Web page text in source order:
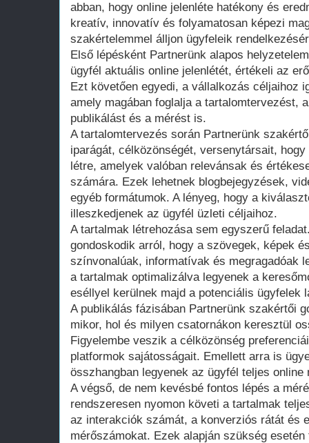
abban, hogy online jelenléte hatékony és
kreatív, innovatív és folyamatosan képezi
szakértelemmel álljon ügyfeleik
Első lépésként Partnerünk alapos
ügyfél aktuális online jelenlétét, értékeli az
Ezt követően egyedi, a vállalkozás céljaihoz
amely magában foglalja a tartalomtervezést,
publikálást és a mérést is.
A tartalomtervezés során Partnerünk
iparágát, célközönségét, versenytársait,
létre, amelyek valóban relevánsak és
számára. Ezek lehetnek blogbejegyzések,
egyéb formátumok. A lényeg, hogy a
illeszkedjenek az ügyfél üzleti céljaihoz.
A tartalmak létrehozása sem egyszerű
gondoskodik arról, hogy a szövegek, képek
színvonalúak, informatívak és megragadóak
a tartalmak optimalizálva legyenek a
eséllyel kerülnek majd a potenciális ügyfelek
A publikálás fázisában Partnerünk szakértői
mikor, hol és milyen csatornákon keresztül
Figyelembe veszik a célközönség
platformok sajátosságait. Emellett arra is
összhangban legyenek az ügyfél teljes online
A végső, de nem kevésbé fontos lépés a
rendszeresen nyomon követi a tartalmak
az interakciók számát, a konverziós rátát és
mérőszámokat. Ezek alapján szükség